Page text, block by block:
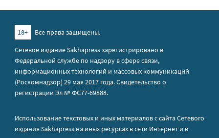
18+
Все права защищены.
Сетевое издание Sakhapress зарегистрировано в
Федеральной службе по надзору в сфере связи,
информационных технологий и массовых коммуникаций
(Роскомнадзор) 29 мая 2017 года. Свидетельство о
регистрации Эл № ФС77-69888.
Использование текстовых и иных материалов с сайта Сетевого
издания Sakhapress на иных ресурсах в сети Интернет и в